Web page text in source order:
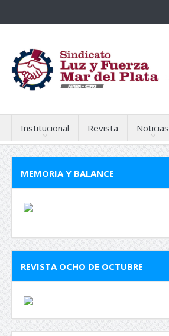
Institucional Revista Noticias
MEMORIA Y BALANCE
REVISTA OCHO DE OCTUBRE